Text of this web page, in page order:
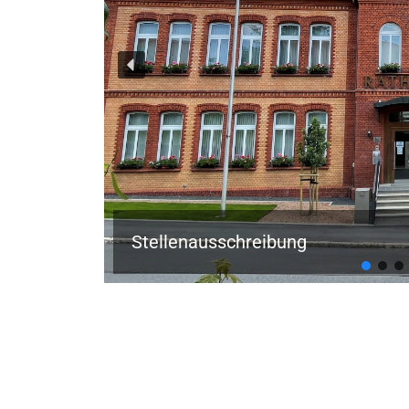
Stellenausschreibung